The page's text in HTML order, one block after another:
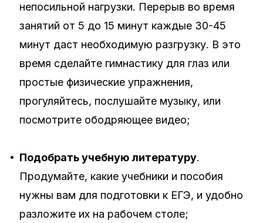
непосильной нагрузки. Перерыв во время
занятий от 5 до 15 минут каждые 30-45
минут даст необходимую разгрузку. В это
время сделайте гимнастику для глаз или
простые физические упражнения,
прогуляйтесь, послушайте музыку, или
посмотрите ободряющее видео;
• Подобрать учебную литературу.
Продумайте, какие учебники и пособия
нужны вам для подготовки к ЕГЭ, и удобно
разложите их на рабочем столе;